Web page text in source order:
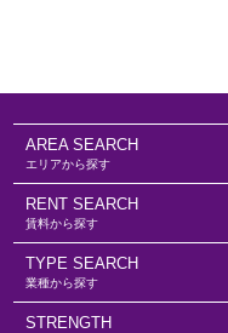
エリアから探す
AREA SEARCH
賃料から探す
RENT SEARCH
業種から探す
TYPE SEARCH
STRENGTH